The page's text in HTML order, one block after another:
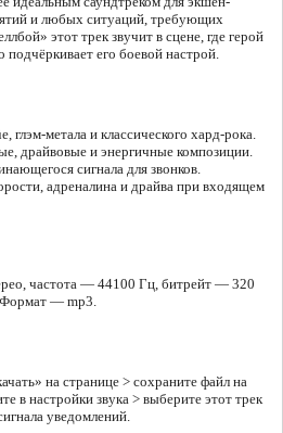
и любых ситуаций, требующих
этот трек звучит в сцене, где герой
подчёркивает его боевой настрой.
метала и классического хард-рока.
драйвовые и энергичные композиции.
сигнала для звонков.
адреналина и драйва при входящем
частота — 44100 Гц, битрейт — 320
Формат — mp3.
на странице > сохраните файл на
в настройки звука > выберите этот трек
уведомлений.